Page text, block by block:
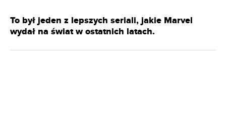
To był jeden z lepszych seriali, jakie Marvel
wydał na świat w ostatnich latach.